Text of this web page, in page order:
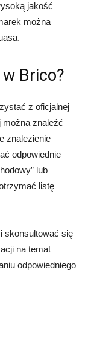
jakość
można
Brico?
z oficjalnej
można znaleźć
znalezienie
odpowiednie
lub
listę
skonsultować się
na temat
odpowiedniego